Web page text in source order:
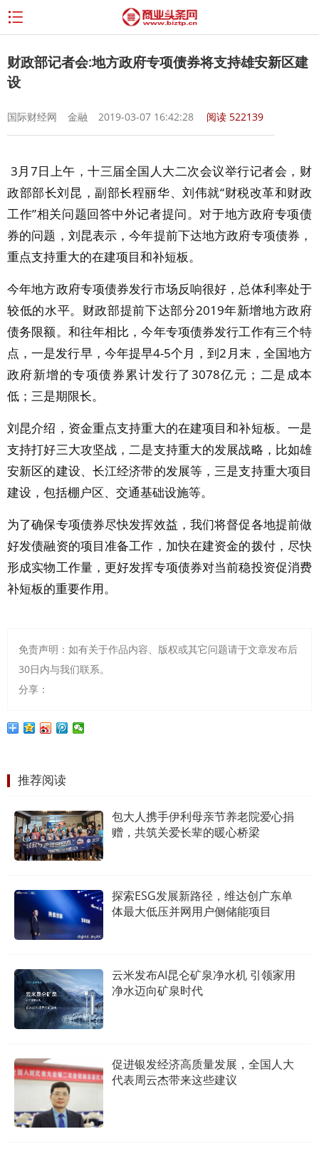
财政部记者会:地方政府专项债券将支持雄安新区建
设
国际财经网 金融 2019-03-07 16:42:28 阅读 522139
3月7日上午，十三届全国人大二次会议举行记者会，财
政部部长刘昆，副部长程丽华、刘伟就“财税改革和财政
工作”相关问题回答中外记者提问。对于地方政府专项债
券的问题，刘昆表示，今年提前下达地方政府专项债券，
重点支持重大的在建项目和补短板。
今年地方政府专项债券发行市场反响很好，总体利率处于
较低的水平。财政部提前下达部分2019年新增地方政府
债务限额。和往年相比，今年专项债券发行工作有三个特
点，一是发行早，今年提早4-5个月，到2月末，全国地方
政府新增的专项债券累计发行了3078亿元；二是成本
低；三是期限长。
刘昆介绍，资金重点支持重大的在建项目和补短板。一是
支持打好三大攻坚战，二是支持重大的发展战略，比如雄
安新区的建设、长江经济带的发展等，三是支持重大项目
建设，包括棚户区、交通基础设施等。
为了确保专项债券尽快发挥效益，我们将督促各地提前做
好发债融资的项目准备工作，加快在建资金的拨付，尽快
形成实物工作量，更好发挥专项债券对当前稳投资促消费
补短板的重要作用。
免责声明：如有关于作品内容、版权或其它问题请于文章发布后
30日内与我们联系。
分享：
推荐阅读
包大人携手伊利母亲节养老院爱心捐
赠，共筑关爱长辈的暖心桥梁
探索ESG发展新路径，维达创广东单
体最大低压并网用户侧储能项目
云米发布AI昆仑矿泉净水机 引领家用
净水迈向矿泉时代
促进银发经济高质量发展，全国人大
代表周云杰带来这些建议